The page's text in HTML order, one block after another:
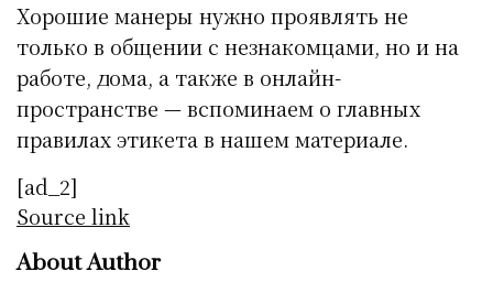
Хорошие манеры нужно проявлять не
только в общении с незнакомцами, но и на
работе, дома, а также в онлайн-
пространстве — вспоминаем о главных
правилах этикета в нашем материале.
[ad_2]
Source link
About Author